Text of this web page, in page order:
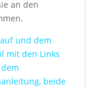
an den
und dem
mit den Links
beide